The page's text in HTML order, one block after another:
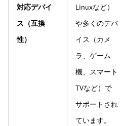
対応デバイ
ス（互換
性）
Linuxなど）
や多くのデバ
イス（カメ
ラ、ゲーム
機、スマート
TVなど）で
サポートされ
ています。